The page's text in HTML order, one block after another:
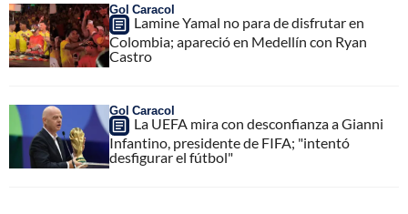
Gol Caracol
Lamine Yamal no para de disfrutar en
Colombia; apareció en Medellín con Ryan
Castro
Gol Caracol
La UEFA mira con desconfianza a Gianni
Infantino, presidente de FIFA; "intentó
desfigurar el fútbol"